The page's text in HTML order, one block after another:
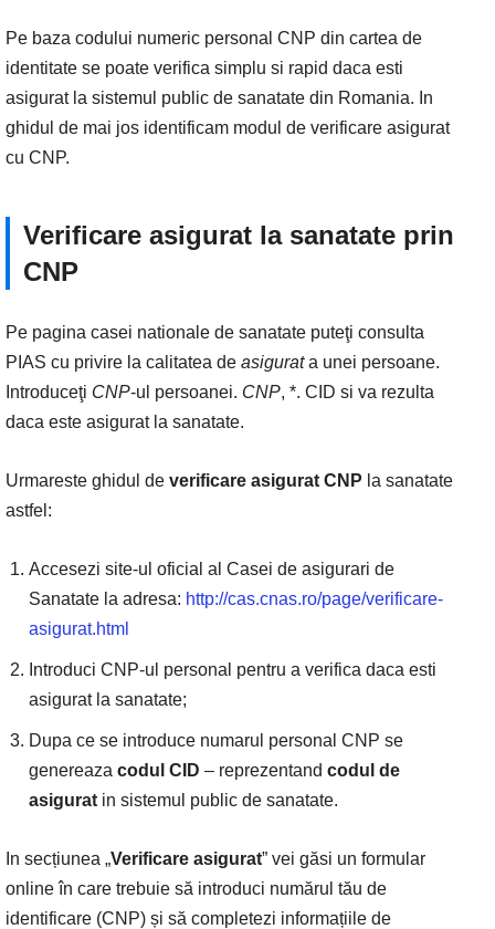
Pe baza codului numeric personal CNP din cartea de
identitate se poate verifica simplu si rapid daca esti
asigurat la sistemul public de sanatate din Romania. In
ghidul de mai jos identificam modul de verificare asigurat
cu CNP.
Verificare asigurat la sanatate prin
CNP
Pe pagina casei nationale de sanatate puteţi consulta
PIAS cu privire la calitatea de asigurata unei persoane.
Introduceţi CNP-ul persoanei. CNP, *. CID si va rezulta
daca este asigurat la sanatate.
Urmareste ghidul de verificare asigurat CNP la sanatate
astfel:
Accesezi site-ul oficial al Casei de asigurari de
Sanatate la adresa: http://cas.cnas.ro/page/verificare-
asigurat.html
Introduci CNP-ul personal pentru a verifica daca esti
asigurat la sanatate;
Dupa ce se introduce numarul personal CNP se
genereaza codul CID – reprezentand codul de
asigurat in sistemul public de sanatate.
In secțiunea „Verificare asigurat” vei găsi un formular
online în care trebuie să introduci numărul tău de
identificare (CNP) și să completezi informațiile de